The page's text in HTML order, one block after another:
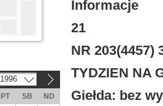
Informacje
21
NR 203(4457)
TYDZIEN NA
Giełda: bez
1996
PT SB
ND